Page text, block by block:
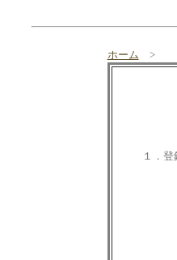
ホーム >
１．